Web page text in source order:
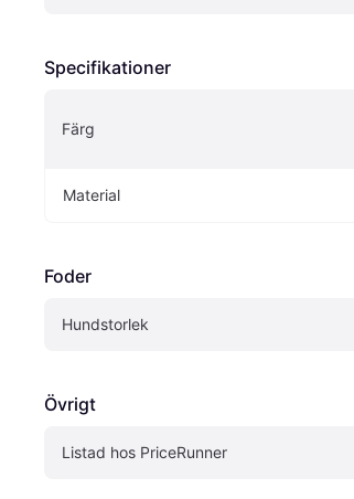
Specifikationer
Färg
Material
Foder
Hundstorlek
Övrigt
Listad hos PriceRunner